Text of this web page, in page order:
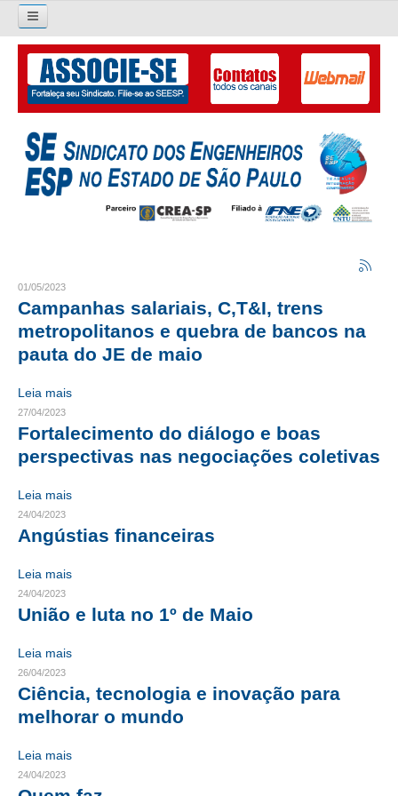
Pesquisar...
O SINDICATO
APRESENTAÇÃO
PALAVRA DO PRESIDENTE
LIVRO GESTÃO 2026-2029
SUBSEDES SINDICAIS
GALERIA EX-PRESIDENTES
ORGANOGRAMA
CRESCE BRASIL
CONSELHO TECNOLÓGICO
HISTÓRICO E ATUAÇÃO
COMPOSIÇÃO
CONSELHOS ASSESSORES
PERSONALIDADES DA TECNOLOGIA
NÚCLEO DA MULHER ENGENHEIRA
JURÍDICO
CONSULTORIA
ACORDOS, CONVENÇÕES E DISSÍDIOS
01/05/2023
Campanhas salariais, C,T&I, trens
metropolitanos e quebra de bancos na
pauta do JE de maio
Leia mais
27/04/2023
Fortalecimento do diálogo e boas
perspectivas nas negociações coletivas
Leia mais
24/04/2023
Angústias financeiras
Leia mais
24/04/2023
União e luta no 1º de Maio
Leia mais
26/04/2023
Ciência, tecnologia e inovação para
melhorar o mundo
Leia mais
24/04/2023